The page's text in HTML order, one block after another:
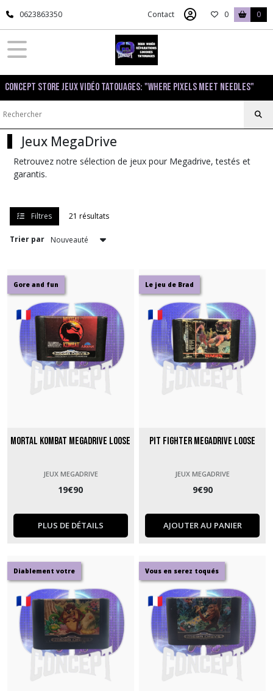
0623863350 Contact 0 0
Concept Store Jeux Vidéo Tatouages: "Where pixels meet needles"
Jeux MegaDrive
Retrouvez notre sélection de jeux pour Megadrive, testés et
garantis.
Filtres 21 résultats
Trier par
Gore and fun
Mortal Kombat Megadrive Loose
JEUX MEGADRIVE
19€90
PLUS DE DÉTAILS
Le jeu de Brad
Pit Fighter Megadrive Loose
JEUX MEGADRIVE
9€90
AJOUTER AU PANIER
Diablement votre Vous en serez toqués
Fermer
FILTRES
Tous
les
SEGA
MegaDrive
Consoles
Megadrive
Accessoires
(1)
MegaDrive
(21)
Afficher
résultats